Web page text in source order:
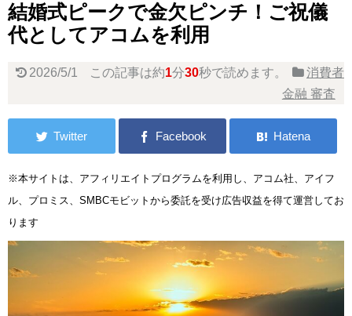
結婚式ピークで金欠ピンチ！ご祝儀
代としてアコムを利用
2026/5/1 この記事は約1分30秒で読めます。
消費者
金融 審査
※本サイトは、アフィリエイトプログラムを利用し、アコム社、アイフ
ル、プロミス、SMBCモビットから委託を受け広告収益を得て運営してお
ります